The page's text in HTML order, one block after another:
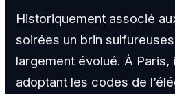
Historiquement associé
soirées un brin
largement évolué. À Paris,
adoptant les codes de